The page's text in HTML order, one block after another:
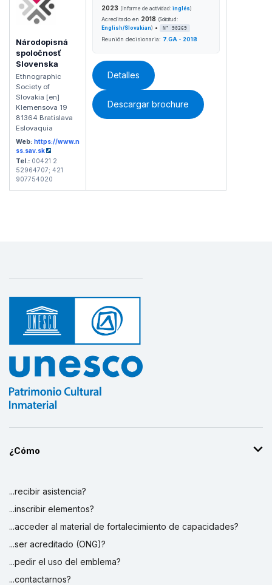
Národopisná
spoločnosť
Slovenska
Ethnographic
Society of
Slovakia [en]
Klemensova 19
81364 Bratislava
Eslovaquia
Web: https://www.n
ss.sav.sk
Tel.: 00421 2
52964707; 421
907754020
2023 (Informe de actividad: inglés)
Acreditado en 2018 (Solicitud:
English/Slovakian) • N° 90369
Reunión decisionaria: 7.GA - 2018
Detalles
Descargar brochure
¿Cómo
...recibir asistencia?
...inscribir elementos?
...acceder al material de fortalecimiento de capacidades?
...ser acreditado (ONG)?
...pedir el uso del emblema?
...contactarnos?